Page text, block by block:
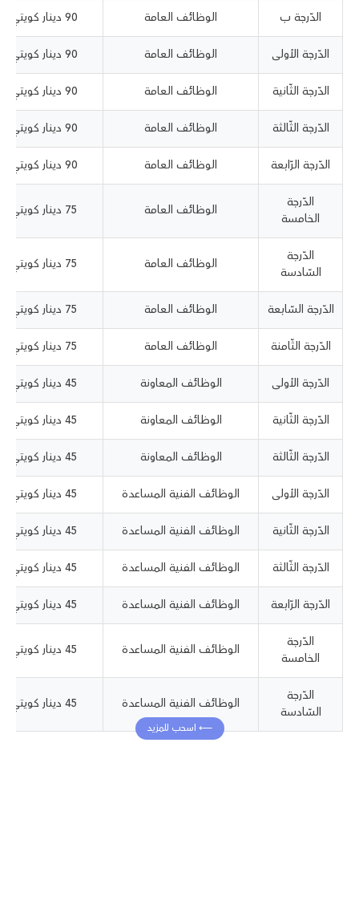
الدّرجة ب الوظائف العامة 90 دينار كويتي‏
الدّرجة الأولى الوظائف العامة 90 دينار كويتي‏
الدّرجة الثّانية الوظائف العامة 90 دينار كويتي‏
الدّرجة الثّالثة الوظائف العامة 90 دينار كويتي‏
الدّرجة الرّابعة الوظائف العامة 90 دينار كويتي‏
الدّرجة
الخامسة
الوظائف العامة 75 دينار كويتي‏
الدّرجة
السّادسة
الوظائف العامة 75 دينار كويتي‏
الدّرجة السّابعة الوظائف العامة 75 دينار كويتي‏
الدّرجة الثّامنة الوظائف العامة 75 دينار كويتي‏
الدّرجة الأولى الوظائف المعاونة 45 دينار كويتي‏
الدّرجة الثّانية الوظائف المعاونة 45 دينار كويتي‏
الدّرجة الثّالثة الوظائف المعاونة 45 دينار كويتي‏
الدّرجة الأولى الوظائف الفنية المساعدة 45 دينار كويتي‏
الدّرجة الثّانية الوظائف الفنية المساعدة 45 دينار كويتي‏
الدّرجة الثّالثة الوظائف الفنية المساعدة 45 دينار كويتي‏
الدّرجة الرّابعة الوظائف الفنية المساعدة 45 دينار كويتي‏
الدّرجة
الخامسة
الوظائف الفنية المساعدة 45 دينار كويتي‏
الدّرجة
السّادسة
الوظائف الفنية المساعدة 45 دينار كويتي‏